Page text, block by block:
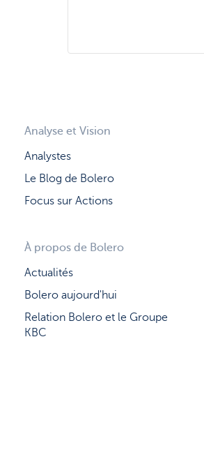
Analyse et Vision
Analystes
Le Blog de Bolero
Focus sur Actions
À propos de Bolero
Actualités
Bolero aujourd'hui
Relation Bolero et le Groupe
KBC